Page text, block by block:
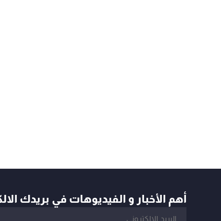
أهم الأخبار و الفيديوهات في بريدك